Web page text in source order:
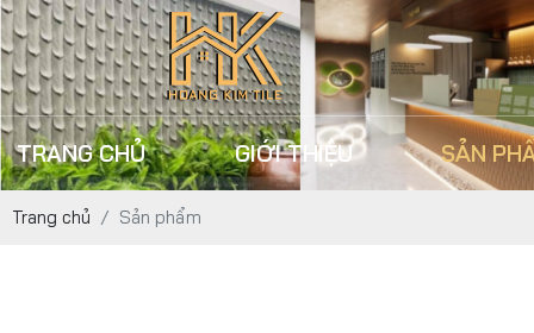
TRANG CHỦ GIỚI THIỆU SẢN
Trang chủ Sản phẩm